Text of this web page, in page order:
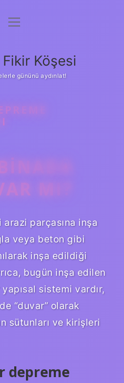
Anasayfa
Uyarı
menüyü
Köşesi
gününü aydınlat!
MI?
parçasına inşa
veya beton gibi
inşa edildiği
bugün inşa edilen
sistemi vardır,
“duvar” olarak
sütunları ve kirişleri
depreme